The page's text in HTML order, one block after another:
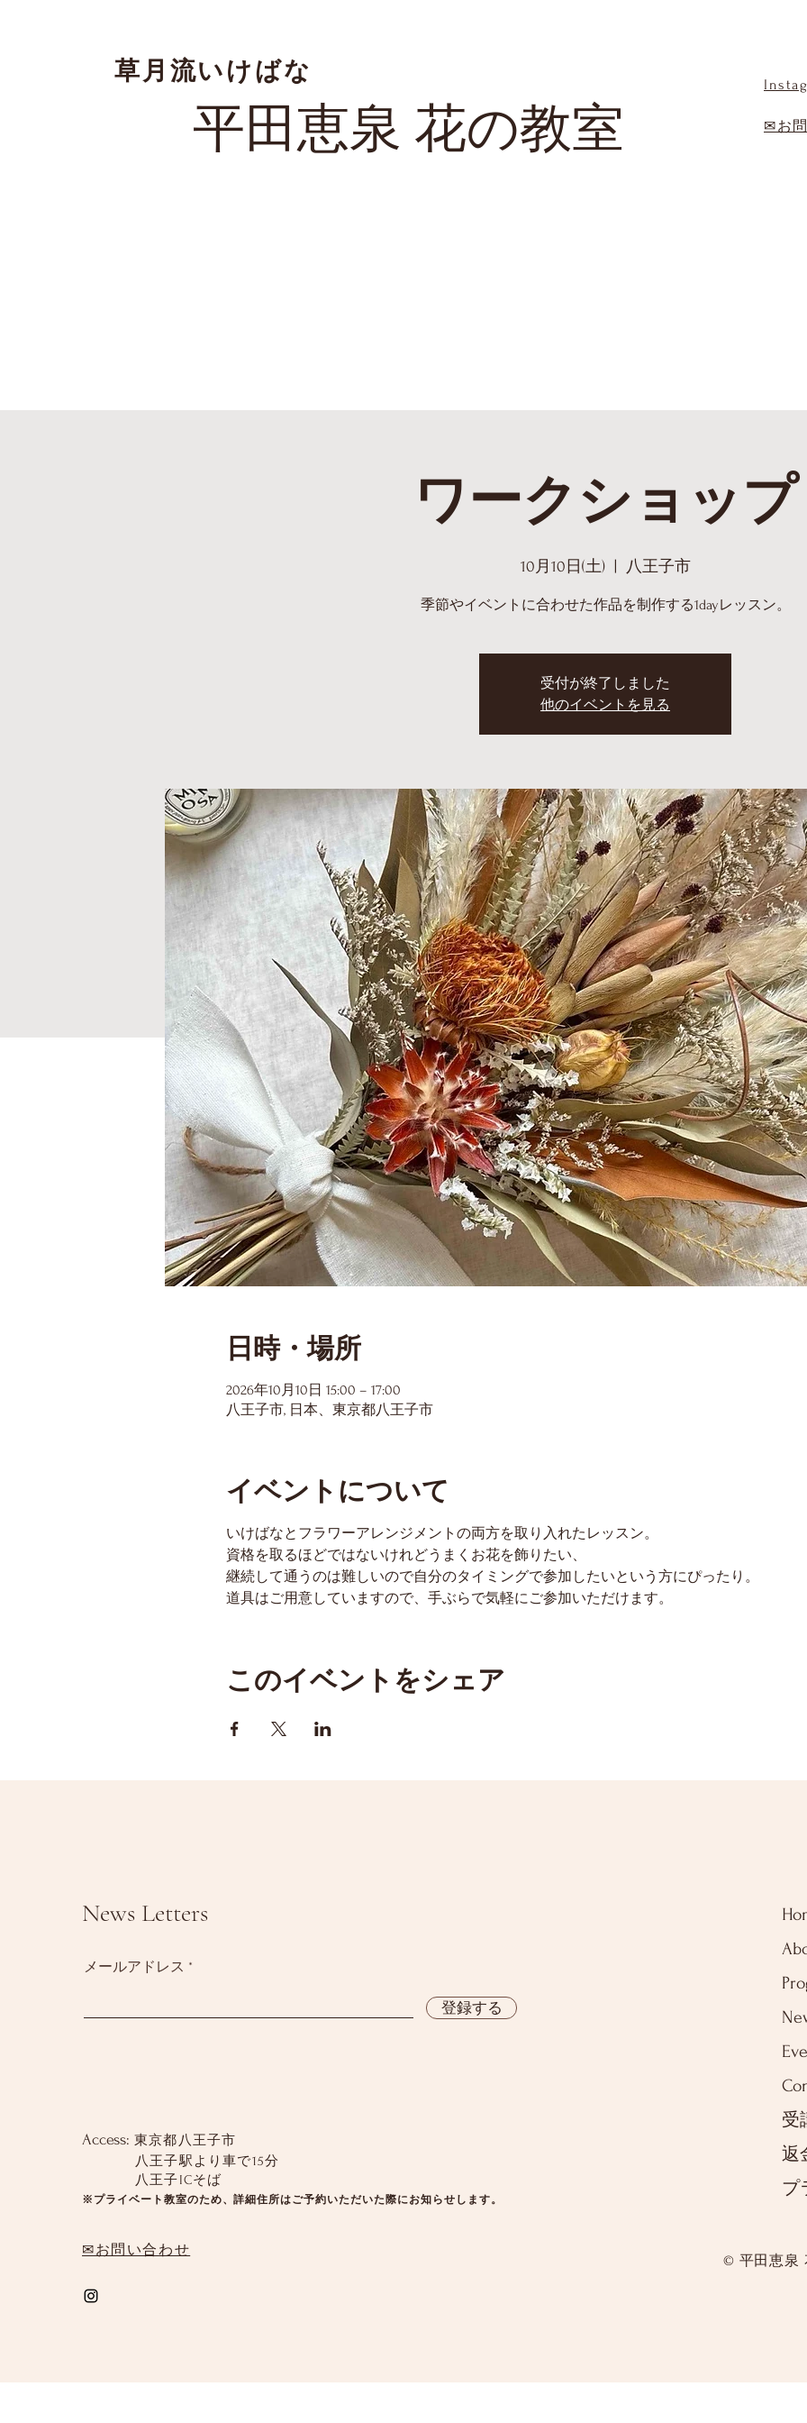
草月流いけばな
平田恵泉 花の教室 ✉お
ワークショップ
10月10日(土)
  |
八王子市
季節やイベントに合わせた作品を制作する1dayレッスン。
受付が終了しました
他のイベントを見る
日時・場所
2026年10月10日 15:00 – 17:00
八王子市, 日本、東京都八王子市
イベントについて
いけばなとフラワーアレンジメントの両方を取り入れたレッスン。
資格を取るほどではないけれどうまくお花を飾りたい、
継続して通うのは難しいので自分のタイミングで参加したいという方にぴったり。
道具はご用意していますので、手ぶらで気軽にご参加いただけます。
このイベントをシェア
News Letters
メールアドレス
登録する
Access: 東京都八王子市
八王子駅より車で15分
八王子ICそば
※プライベート教室のため、詳細住所はご予約いただいた際にお知らせします。
✉お問い合わせ
受
返
プ
© 平田恵泉